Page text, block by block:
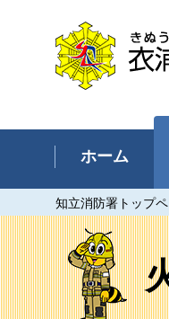
衣浦東部広域連合
市、刈谷市、安城
浜市）
ホーム
知立消防署トップ